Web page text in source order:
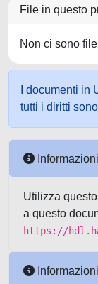
File in questo
Non ci sono
I documenti in
tutti i diritti
Informazioni
Utilizza
a questo
https://
Informazioni